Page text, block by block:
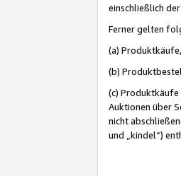
einschließlich
Ferner gelten
(a)
(b)
(c) Produktkäufe
Auktionen über
nicht
und „kindel“)